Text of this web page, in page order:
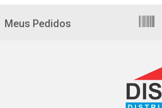
Meus Pedidos